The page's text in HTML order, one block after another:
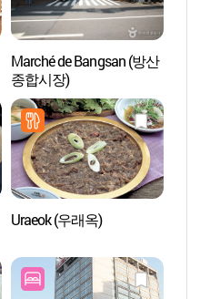
Marché de Bangsan (방산
종합시장)
Uraeok (우래옥)